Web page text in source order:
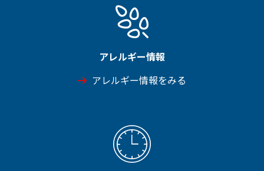
アレルギー情報
アレルギー情報をみる